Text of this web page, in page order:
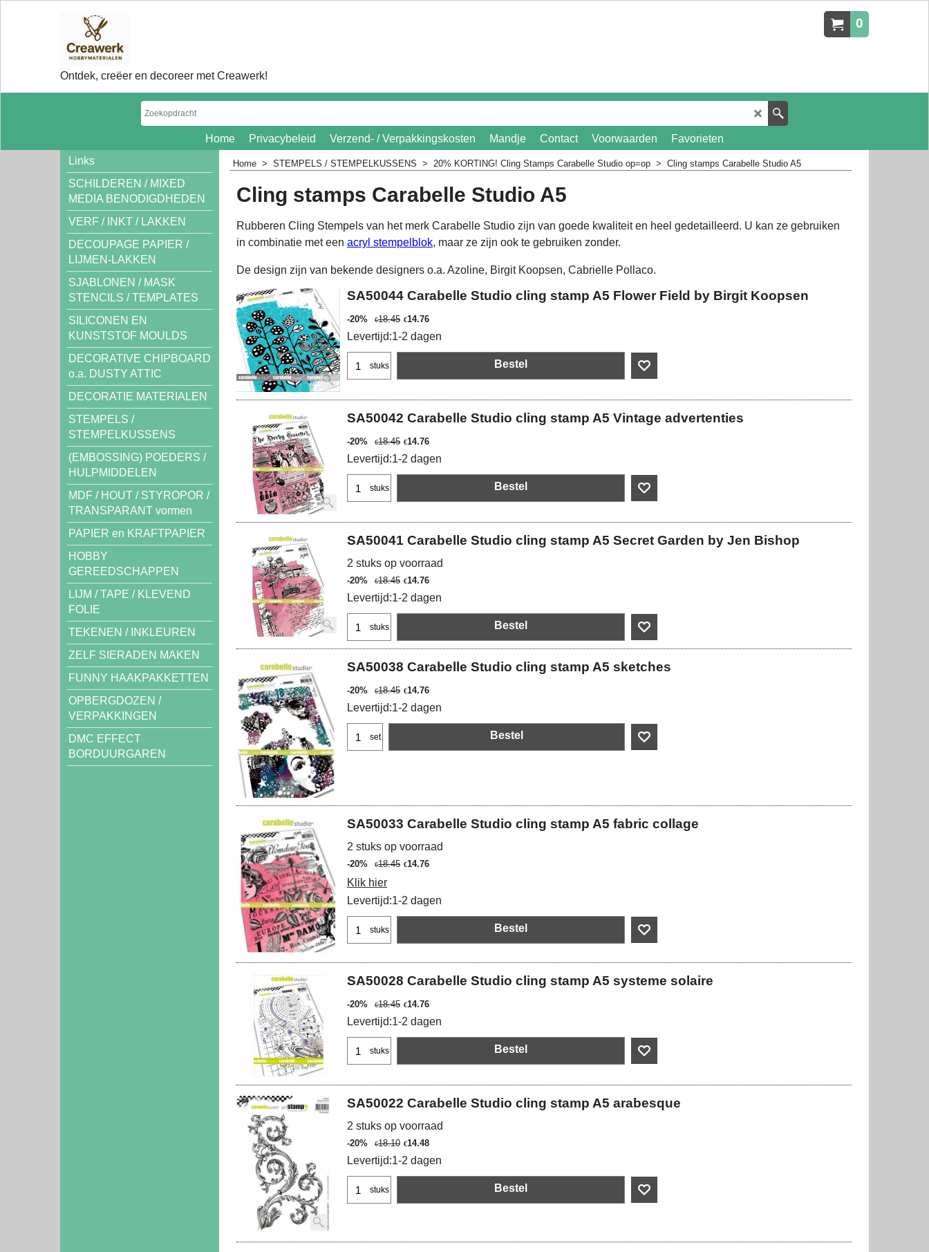
0
Ontdek, creëer en decoreer met Creawerk!
Home Privacybeleid Verzend- / Verpakkingskosten Mandje Contact Voorwaarden
Favorieten
Links
SCHILDEREN / MIXED
MEDIA BENODIGDHEDEN
VERF / INKT / LAKKEN
DECOUPAGE PAPIER /
LIJMEN-LAKKEN
SJABLONEN / MASK
STENCILS / TEMPLATES
SILICONEN EN
KUNSTSTOF MOULDS
DECORATIVE CHIPBOARD
o.a. DUSTY ATTIC
DECORATIE MATERIALEN
STEMPELS /
STEMPELKUSSENS
(EMBOSSING) POEDERS /
HULPMIDDELEN
MDF / HOUT / STYROPOR /
TRANSPARANT vormen
PAPIER en KRAFTPAPIER
HOBBY
GEREEDSCHAPPEN
LIJM / TAPE / KLEVEND
FOLIE
TEKENEN / INKLEUREN
ZELF SIERADEN MAKEN
FUNNY HAAKPAKKETTEN
OPBERGDOZEN /
VERPAKKINGEN
DMC EFFECT
BORDUURGAREN
Home > STEMPELS / STEMPELKUSSENS > 20% KORTING! Cling Stamps Carabelle Studio op=op > Cling stamps Carabelle Studio A5
Cling stamps Carabelle Studio A5
Rubberen Cling Stempels van het merk Carabelle Studio zijn van goede kwaliteit en heel gedetailleerd. U kan ze gebruiken
in combinatie met een acryl stempelblok, maar ze zijn ook te gebruiken zonder.
De design zijn van bekende designers o.a. Azoline, Birgit Koopsen, Cabrielle Pollaco.
SA50044 Carabelle Studio cling stamp A5 Flower Field by Birgit Koopsen
-20% €18.45 €14.76
Levertijd:1-2 dagen
stuks Bestel
SA50042 Carabelle Studio cling stamp A5 Vintage advertenties
-20% €18.45 €14.76
Levertijd:1-2 dagen
stuks Bestel
SA50041 Carabelle Studio cling stamp A5 Secret Garden by Jen Bishop
2 stuks op voorraad
-20% €18.45 €14.76
Levertijd:1-2 dagen
stuks Bestel
SA50038 Carabelle Studio cling stamp A5 sketches
-20% €18.45 €14.76
Levertijd:1-2 dagen
set Bestel
SA50033 Carabelle Studio cling stamp A5 fabric collage
2 stuks op voorraad
-20% €18.45 €14.76
Klik hier
Levertijd:1-2 dagen
stuks Bestel
SA50028 Carabelle Studio cling stamp A5 systeme solaire
-20% €18.45 €14.76
Levertijd:1-2 dagen
stuks Bestel
SA50022 Carabelle Studio cling stamp A5 arabesque
2 stuks op voorraad
-20% €18.10 €14.48
Levertijd:1-2 dagen
stuks Bestel